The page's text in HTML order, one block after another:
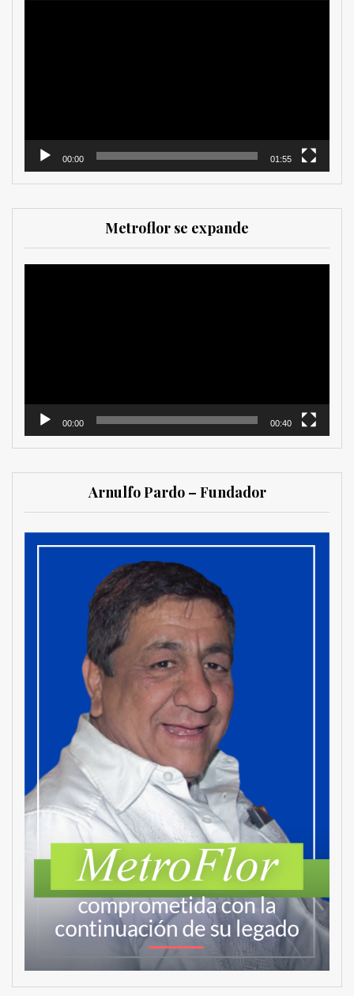
00:00 01:55
Metroflor se expande
00:00 00:40
Arnulfo Pardo – Fundador